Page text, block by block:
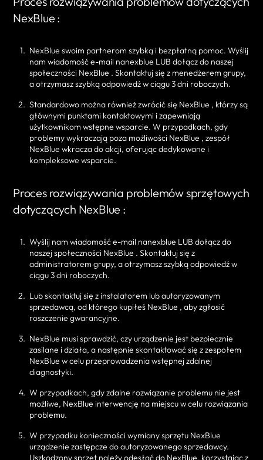
NexBlue :
NexBlue swoim partnerom szybką i bezpłatną pomoc. Wyślij
nam wiadomość e-mail nanexblue LUB dołącz do naszej
społeczności NexBlue . Skontaktuj się z menedżerem grupy,
a otrzymasz szybką odpowiedź w ciągu 3 dni roboczych.
Standardowo można również zwrócić się NexBlue , którzy są
głównymi punktami kontaktowymi i zapewniają
użytkownikom wstępne wsparcie. W przypadkach, gdy
problemy wykraczają poza możliwości NexBlue , zespół
NexBlue wkracza do akcji, oferując dedykowane i
kompleksowe wsparcie.
Proces rozwiązywania problemów sprzętowych
dotyczących NexBlue :
Wyślij nam wiadomość e-mail nanexblue LUB dołącz do
naszej społeczności NexBlue . Skontaktuj się z
administratorem grupy, a otrzymasz szybką odpowiedź w
ciągu 3 dni roboczych.
Lub skontaktuj się z instalatorem lub autoryzowanym
sprzedawcą, od którego kupiłeś NexBlue , aby zgłosić
roszczenie gwarancyjne.
NexBlue musi sprawdzić, czy urządzenie jest bezpiecznie
zasilane i działa, a następnie skontaktować się z zespołem
NexBlue w celu przeprowadzenia wstępnej zdalnej
diagnostyki.
W przypadkach, gdy zdalne rozwiązanie problemu nie jest
możliwe, NexBlue interwencję na miejscu w celu rozwiązania
problemu.
W przypadku konieczności wymiany sprzętu NexBlue
urządzenie zastępcze do autoryzowanego sprzedawcy.
Uszkodzony sprzęt należy odesłać do NexBlue, korzystając z